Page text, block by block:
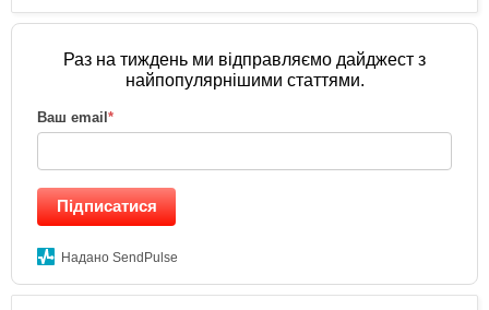
Раз на тиждень ми відправляємо дайджест з
найпопулярнішими статтями.
Ваш email*
Підписатися
Надано SendPulse